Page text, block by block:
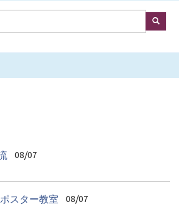
08/07
スター教室 08/07